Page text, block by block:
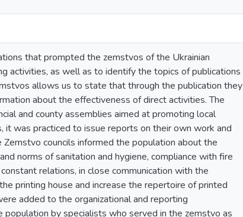
that prompted the zemstvos of the Ukrainian
activities, as well as to identify the topics of publications
allows us to state that through the publication they
about the effectiveness of direct activities. The
and county assemblies aimed at promoting local
it was practiced to issue reports on their own work and
councils informed the population about the
norms of sanitation and hygiene, compliance with fire
relations, in close communication with the
printing house and increase the repertoire of printed
added to the organizational and reporting
by specialists who served in the zemstvo as